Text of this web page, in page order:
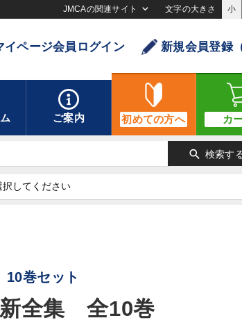
JMCAの関連サイト 文字の大きさ 小
イページ会員ログイン 新規会員登録
ご案内 初めての方へ カ
search 検索す
10巻セット
全集 全10巻